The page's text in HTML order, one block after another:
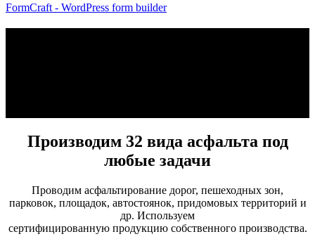
FormCraft - WordPress form builder
Производим 32 вида асфальта под
любые задачи
Проводим асфальтирование дорог, пешеходных зон,
парковок, площадок, автостоянок, придомовых территорий и
др. Используем
сертифицированную продукцию собственного производства.